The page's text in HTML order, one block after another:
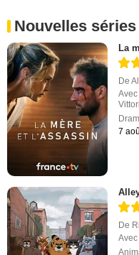
Nouvelles
La
De
Avec
7
De
Avec